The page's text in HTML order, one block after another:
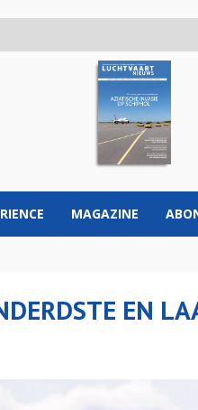
MAGAZINE
EN